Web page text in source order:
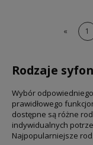
« 1
Rodzaje
Wybór
prawidłowego
dostępne są różne
indywidualnych
Najpopularniejsze